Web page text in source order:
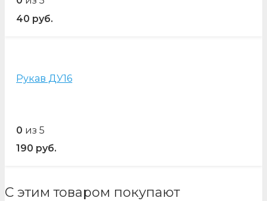
40 руб.
Рукав ДУ16
0 из 5
190 руб.
С этим товаром покупают